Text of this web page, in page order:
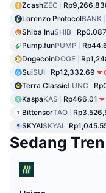
ZcashZEC
Lorenzo ProtocolBANK
Shiba InuSHIB
Pump.funPUMP
DogecoinDOGE
SuiSUI Rp12,332.69
Terra ClassicLUNC
KaspaKAS Rp466.01
BittensorTAO
SKYAISKYAI
Sedang Tren